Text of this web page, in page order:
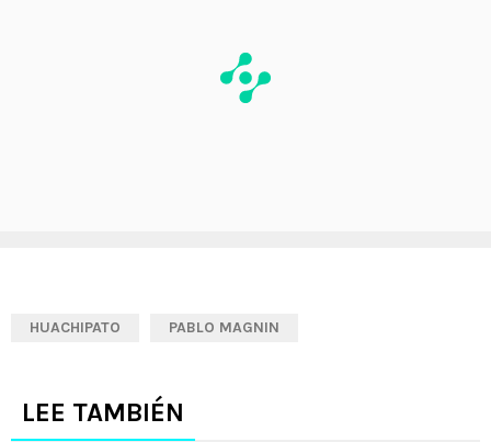
HUACHIPATO PABLO MAGNIN
LEE TAMBIÉN